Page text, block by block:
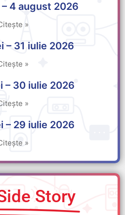
4 august 2026
»
– 31 iulie 2026
»
– 30 iulie 2026
»
– 29 iulie 2026
»
Story